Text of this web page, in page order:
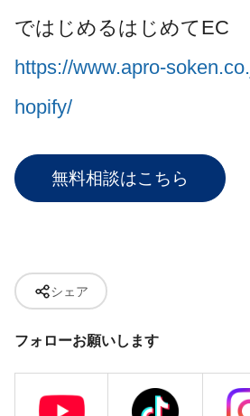
ではじめるはじめてEC
https://www.apro-
hopify/
無料相談はこちら
シェア
フォローお願いします